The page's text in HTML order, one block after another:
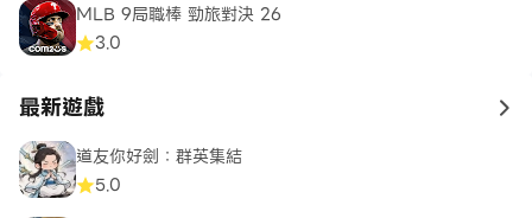
MLB 9局職棒 勁旅對決 26
3.0
最新遊戲 to
道友你好劍：群英集結
5.0